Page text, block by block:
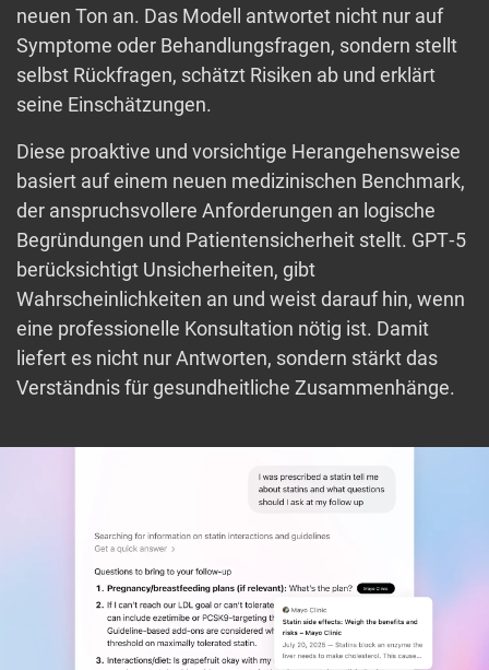
neuen Ton an. Das Modell antwortet nicht nur auf
Symptome oder Behandlungsfragen, sondern stellt
selbst Rückfragen, schätzt Risiken ab und erklärt
seine Einschätzungen.
Diese proaktive und vorsichtige Herangehensweise
basiert auf einem neuen medizinischen Benchmark,
der anspruchsvollere Anforderungen an logische
Begründungen und Patientensicherheit stellt. GPT‑5
berücksichtigt Unsicherheiten, gibt
Wahrscheinlichkeiten an und weist darauf hin, wenn
eine professionelle Konsultation nötig ist. Damit
liefert es nicht nur Antworten, sondern stärkt das
Verständnis für gesundheitliche Zusammenhänge.